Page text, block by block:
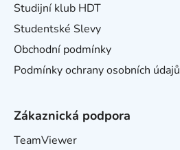
Studijní klub HDT
Studentské Slevy
Obchodní podmínky
Podmínky ochrany osobních údajů
Zákaznická podpora
TeamViewer